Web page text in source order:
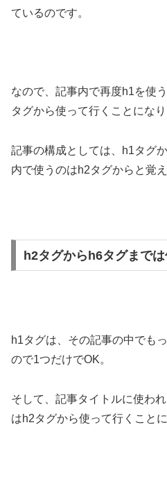
ているのです。
なので、記事内で再度h1を使
タグから使って行くことになり
記事の構成としては、h1タグ
内で使うのはh2タグからと覚
h2タグからh6タグまで
h1タグは、その記事の中でも
ので1つだけでOK。
そして、記事タイトルに使わ
はh2タグから使って行くことに